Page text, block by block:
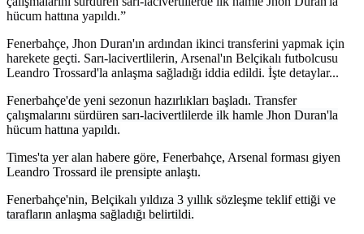
hücum hattına yapıldı.”
Fenerbahçe, Jhon Duran'ın ardından ikinci transferini yapmak için
harekete geçti. Sarı-lacivertlilerin, Arsenal'ın Belçikalı futbolcusu
Leandro Trossard'la anlaşma sağladığı iddia edildi. İşte detaylar...
Fenerbahçe'de yeni sezonun hazırlıkları başladı. Transfer
çalışmalarını sürdüren sarı-lacivertlilerde ilk hamle Jhon Duran'la
hücum hattına yapıldı.
Times'ta yer alan habere göre, Fenerbahçe, Arsenal forması giyen
Leandro Trossard ile prensipte anlaştı.
Fenerbahçe'nin, Belçikalı yıldıza 3 yıllık sözleşme teklif ettiği ve
tarafların anlaşma sağladığı belirtildi.